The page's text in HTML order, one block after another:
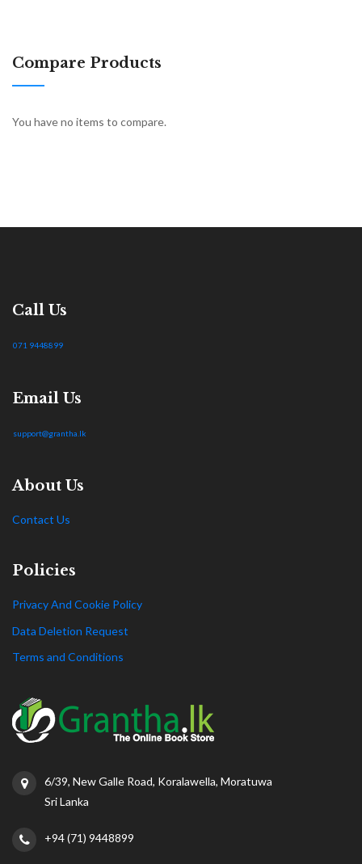
Compare Products
You have no items to compare.
Call Us
071 9448899
Email Us
support@grantha.lk
About Us
Contact Us
Policies
Privacy And Cookie Policy
Data Deletion Request
Terms and Conditions
6/39, New Galle Road, Koralawella, Moratuwa
Sri Lanka
+94 (71) 9448899